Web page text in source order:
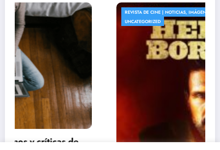
REVISTA DE CINE | NOTICIAS, IMÁGENES, TRÁILERS, ARTÍCULOS Y CRÍTICAS
UNCATEGORIZED